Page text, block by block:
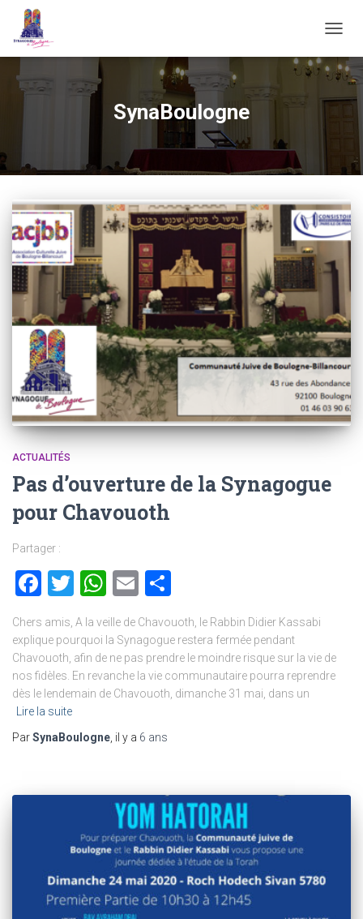
SynaBoulogne
ACTUALITÉS
Pas d’ouverture de la Synagogue
pour Chavouoth
Partager :
Facebook
Twitter
WhatsApp
Email
Chers amis, A la veille de Chavouoth, le Rabbin Didier Kassabi
explique pourquoi la Synagogue restera fermée pendant
Chavouoth, afin de ne pas prendre le moindre risque sur la vie de
nos fidèles. En revanche la vie communautaire pourra reprendre
dès le lendemain de Chavouoth, dimanche 31 mai, dans un
Lire la suite
ParSynaBoulogne , il y a 6 ans